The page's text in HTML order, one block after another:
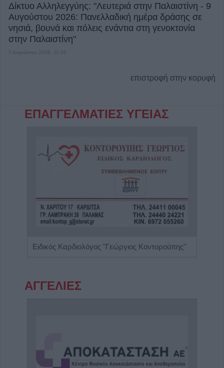
Δίκτυο Αλληλεγγύης: "Λευτεριά στην Παλαιστίνη - 9
Αυγούστου 2026: Πανελλαδική ημέρα δράσης σε
νησιά, βουνά και πόλεις ενάντια στη γενοκτονία
στην Παλαιστίνη"
7 Αυγούστου 2026, 11:06
επιστροφή στην κορυφή
ΕΠΑΓΓΕΛΜΑΤΙΕΣ ΥΓΕΙΑΣ
Ειδικός Καρδιολόγος "Γεώργιος Κοντορούπης"
ΑΓΓΕΛΙΕΣ